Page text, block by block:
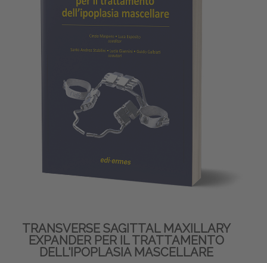
TRANSVERSE SAGITTAL MAXILLARY
EXPANDER PER IL TRATTAMENTO
DELL'IPOPLASIA MASCELLARE